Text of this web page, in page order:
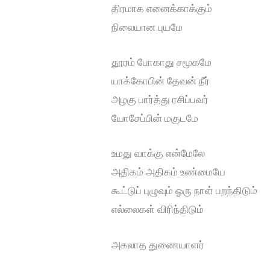
திரமாக எனைக்காக்கும்
நிலையான புயமே
தூரம் போகாது சமூகமே
யாக்கோபின் தேவன் நீர்
அழகு பார்த்து ரசிப்பவர்
யோசேப்பின் மகுடமே
உமது வாக்கு என்மேலே
அதிகம் அதிகம் உண்மையே
கூட்டுப் புழுவும் ஓரு நாள் பறந்திடும்
எல்லைகள் விரிந்திடும்
அகலாத துணையாளர்